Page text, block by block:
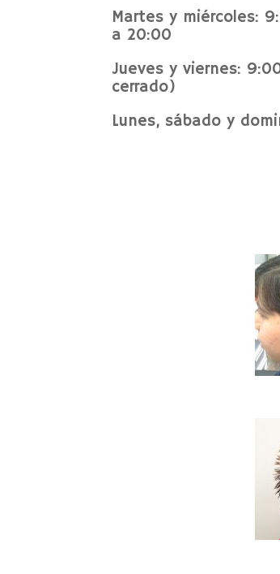
Martes y miércoles:
a 20:00
Jueves y viernes:
cerrado)
Lunes, sábado y